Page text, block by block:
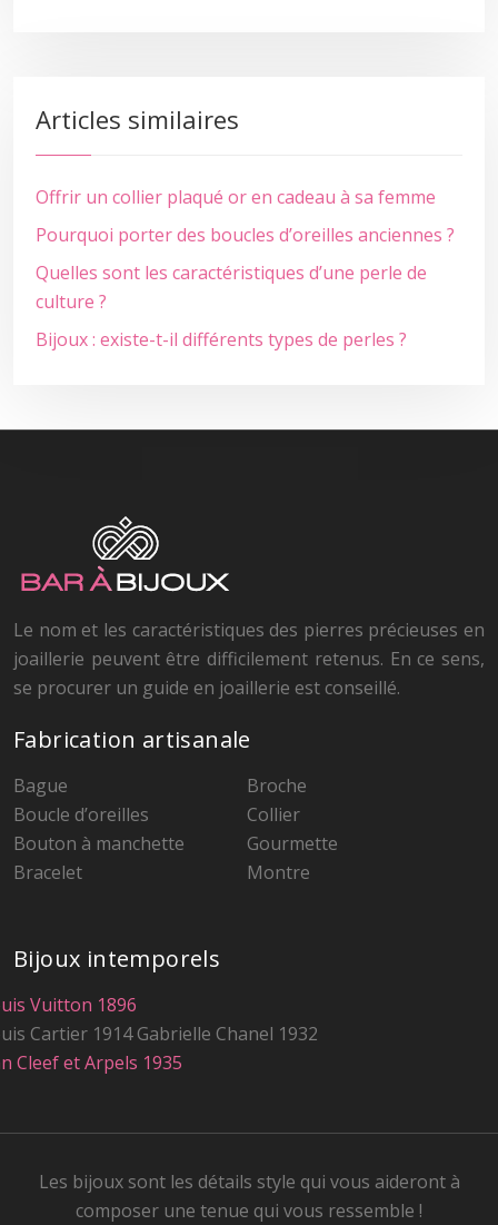
Articles similaires
Offrir un collier plaqué or en cadeau à sa femme
Pourquoi porter des boucles d’oreilles anciennes ?
Quelles sont les caractéristiques d’une perle de
culture ?
Bijoux : existe-t-il différents types de perles ?
Le nom et les caractéristiques des pierres précieuses en
joaillerie peuvent être difficilement retenus. En ce sens,
se procurer un guide en joaillerie est conseillé.
Fabrication artisanale
Bague
Boucle d’oreilles
Bouton à manchette
Bracelet
Broche
Collier
Gourmette
Montre
Bijoux intemporels
Vuitton 1896
Cartier 1914Gabrielle Chanel 1932
Cleef et Arpels 1935
Les bijoux sont les détails style qui vous aideront à
composer une tenue qui vous ressemble !